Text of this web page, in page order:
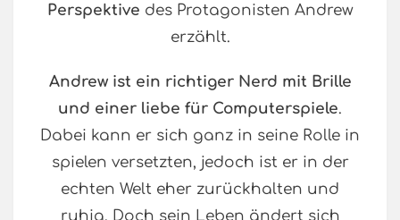
Perspektive des Protagonisten Andrew
erzählt.
Andrew ist ein richtiger Nerd mit Brille
und einer liebe für Computerspiele.
Dabei kann er sich ganz in seine Rolle in
spielen versetzten, jedoch ist er in der
echten Welt eher zurückhalten und
ruhig. Doch sein Leben ändert sich